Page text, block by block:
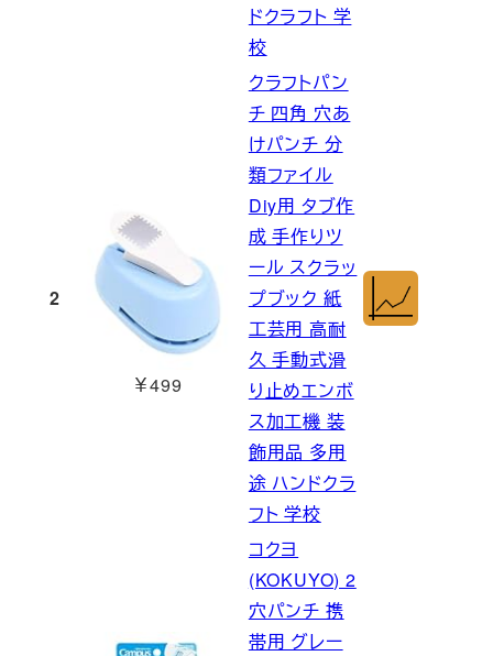
ドクラフト 学
校
2
￥499
クラフトパン
チ 四角 穴あ
けパンチ 分
類ファイル
Diy用 タブ作
成 手作りツ
ール スクラッ
プブック 紙
工芸用 高耐
久 手動式滑
り止めエンボ
ス加工機 装
飾用品 多用
途 ハンドクラ
フト 学校
コクヨ
(KOKUYO) 2
穴パンチ 携
帯用 グレー